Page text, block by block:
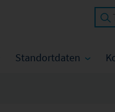
Standortdaten